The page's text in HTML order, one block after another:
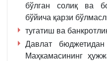
бўлган солиқ ва
бўйича қарзи
тугатиш ва
Давлат
Маҳкамасининг